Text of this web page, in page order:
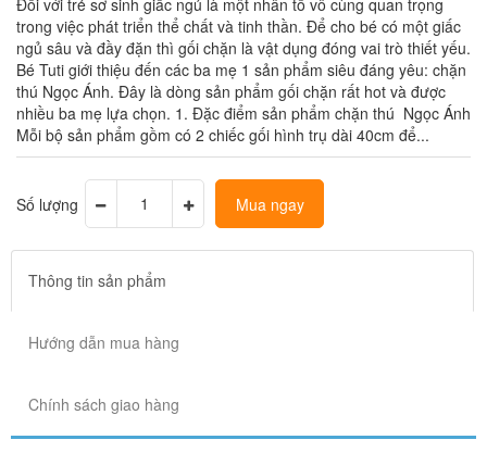
trong việc phát triển thể chất và tinh thần. Để cho bé có một giấc
ngủ sâu và đầy đặn thì gối chặn là vật dụng đóng vai trò thiết yếu.
Bé Tuti giới thiệu đến các ba mẹ 1 sản phẩm siêu đáng yêu: chặn
thú Ngọc Ánh. Đây là dòng sản phẩm gối chặn rất hot và được
nhiều ba mẹ lựa chọn. 1. Đặc điểm sản phẩm chặn thú Ngọc Ánh
Mỗi bộ sản phẩm gồm có 2 chiếc gối hình trụ dài 40cm để...
Số lượng Mua ngay
Thông tin sản phẩm
Hướng dẫn mua hàng
Chính sách giao hàng